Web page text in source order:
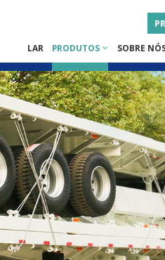
LAR PRODUTOS SOBRE